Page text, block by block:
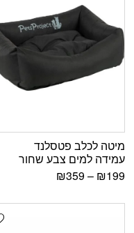
מיטה לכלב פטסלנד
עמידה למים צבע שחור
₪199
–
₪359